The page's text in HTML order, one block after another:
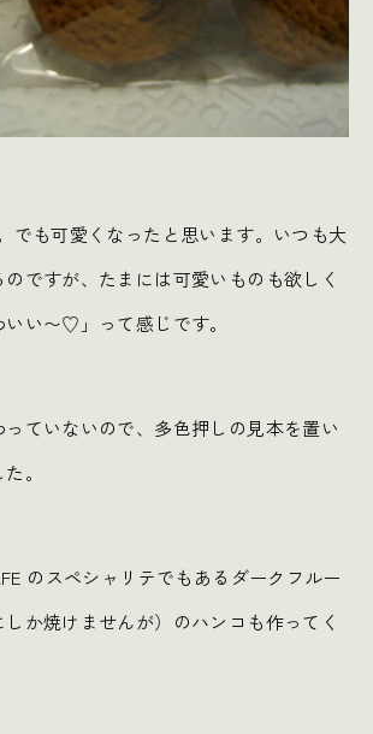
でも可愛くなったと思います。いつも大
ですが、たまには可愛いものも欲しく
い〜♡」って感じです。
ていないので、多色押しの見本を置い
。
のスペシャリテでもあるダークフルー
か焼けませんが）のハンコも作ってく